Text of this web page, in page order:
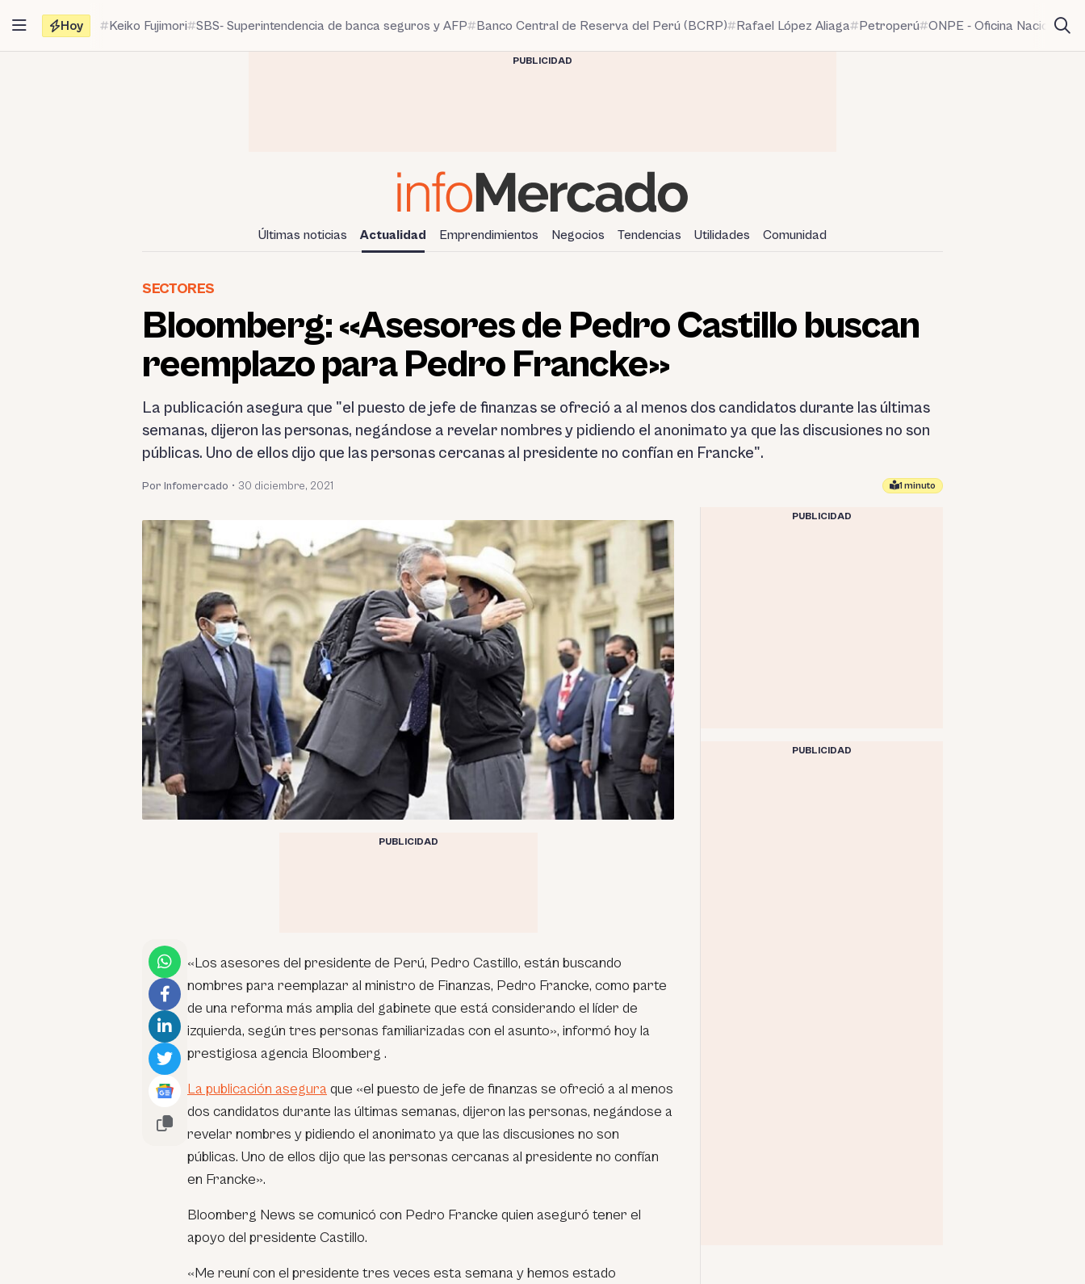
contenido
Hoy Keiko Fujimori SBS- Superintendencia de banca seguros y AFP Banco Central de Reserva del Perú (BCRP) Rafael López Aliaga Petroperú ONPE - Oficina Nacional
PUBLICIDAD
Últimas noticias Actualidad Emprendimientos Negocios Tendencias Utilidades Comunidad
SECTORES
Bloomberg: «Asesores de Pedro Castillo buscan
reemplazo para Pedro Francke»
La publicación asegura que "el puesto de jefe de finanzas se ofreció a al menos dos candidatos durante las últimas
semanas, dijeron las personas, negándose a revelar nombres y pidiendo el anonimato ya que las discusiones no son
públicas. Uno de ellos dijo que las personas cercanas al presidente no confían en Francke".
Por Infomercado • 30 diciembre, 2021 1 minuto
PUBLICIDAD
«Los asesores del presidente de Perú, Pedro Castillo, están buscando
nombres para reemplazar al ministro de Finanzas, Pedro Francke, como parte
de una reforma más amplia del gabinete que está considerando el líder de
izquierda, según tres personas familiarizadas con el asunto», informó hoy la
prestigiosa agencia Bloomberg .
La publicación asegura que «el puesto de jefe de finanzas se ofreció a al menos
dos candidatos durante las últimas semanas, dijeron las personas, negándose a
revelar nombres y pidiendo el anonimato ya que las discusiones no son
públicas. Uno de ellos dijo que las personas cercanas al presidente no confían
en Francke».
Bloomberg News se comunicó con Pedro Francke quien aseguró tener el
apoyo del presidente Castillo.
«Me reuní con el presidente tres veces esta semana y hemos estado
PUBLICIDAD
PUBLICIDAD